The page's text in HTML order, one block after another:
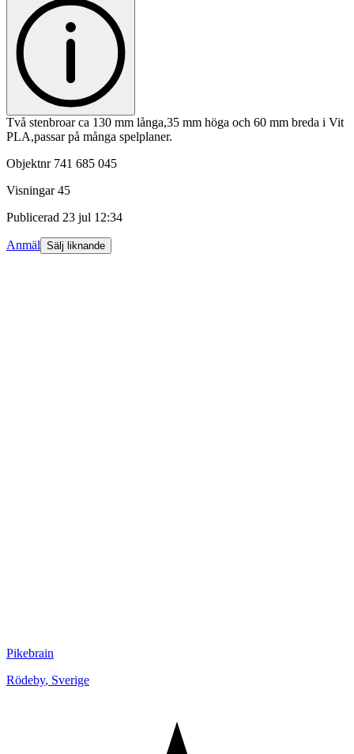
Två stenbroar ca 130 mm långa,35 mm höga och 60 mm breda i Vit
PLA,passar på många spelplaner.
Objektnr 741 685 045
Visningar 45
Publicerad 23 jul 12:34
Anmäl Sälj liknande
Pikebrain
Rödeby, Sverige